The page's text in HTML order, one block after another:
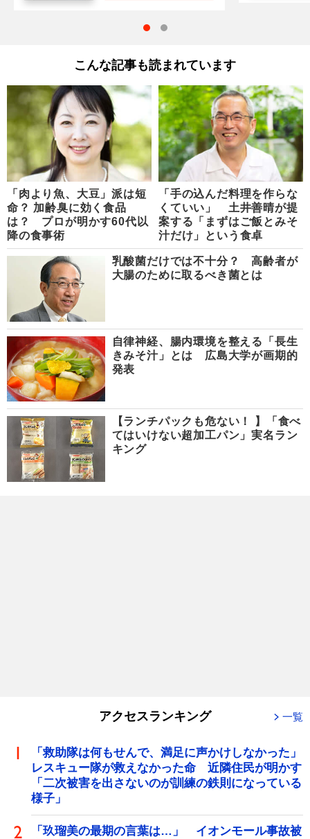
こんな記事も読まれています
「肉より魚、大豆」派は短
命？ 加齢臭に効く食品
は？ プロが明かす60代以
降の食事術
「手の込んだ料理を作らな
くていい」 土井善晴が提
案する「まずはご飯とみそ
汁だけ」という食卓
乳酸菌だけでは不十分？ 高齢者が
大腸のために取るべき菌とは
自律神経、腸内環境を整える「長生
きみそ汁」とは 広島大学が画期的
発表
【ランチパックも危ない！ 】「食べ
てはいけない超加工パン」実名ラン
キング
アクセスランキング 一覧
「救助隊は何もせんで、満足に声かけしなかった」
レスキュー隊が救えなかった命 近隣住民が明かす
「二次被害を出さないのが訓練の鉄則になっている
様子」
「玖瑠美の最期の言葉は…」 イオンモール事故被